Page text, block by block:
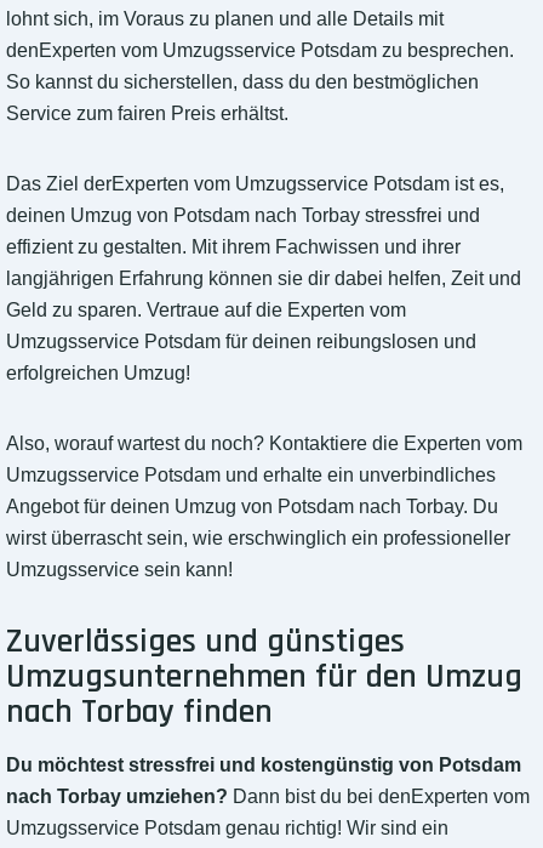
lohnt sich, im Voraus zu planen und alle Details mit
denExperten vom Umzugsservice Potsdam zu besprechen.
So kannst du sicherstellen, dass du den bestmöglichen
Service zum fairen Preis erhältst.
Das Ziel derExperten vom Umzugsservice Potsdam ist es,
deinen Umzug von Potsdam nach Torbay stressfrei und
effizient zu gestalten. Mit ihrem Fachwissen und ihrer
langjährigen Erfahrung können sie dir dabei helfen, Zeit und
Geld zu sparen. Vertraue auf die Experten vom
Umzugsservice Potsdam für deinen reibungslosen und
erfolgreichen Umzug!
Also, worauf wartest du noch? Kontaktiere die Experten vom
Umzugsservice Potsdam und erhalte ein unverbindliches
Angebot für deinen Umzug von Potsdam nach Torbay. Du
wirst überrascht sein, wie erschwinglich ein professioneller
Umzugsservice sein kann!
Zuverlässiges und günstiges
Umzugsunternehmen für den Umzug
nach Torbay finden
Du möchtest stressfrei und kostengünstig von Potsdam
nach Torbay umziehen? Dann bist du bei denExperten vom
Umzugsservice Potsdam genau richtig! Wir sind ein